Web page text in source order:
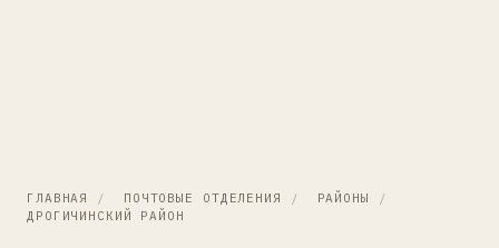
ГЛАВНАЯ / ПОЧТОВЫЕ ОТДЕЛЕНИЯ / РАЙОНЫ
/
ДРОГИЧИНСКИЙ РАЙОН